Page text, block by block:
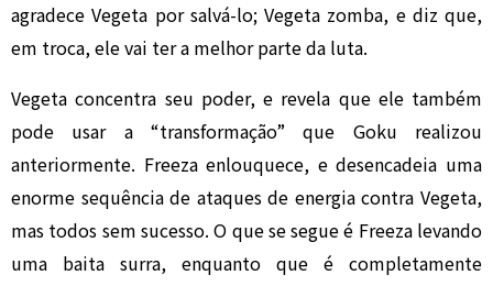
agradece Vegeta por salvá-lo; Vegeta zomba, e diz que,
em troca, ele vai ter a melhor parte da luta.
Vegeta concentra seu poder, e revela que ele também
pode usar a “transformação” que Goku realizou
anteriormente. Freeza enlouquece, e desencadeia uma
enorme sequência de ataques de energia contra Vegeta,
mas todos sem sucesso. O que se segue é Freeza levando
uma baita surra, enquanto que é completamente